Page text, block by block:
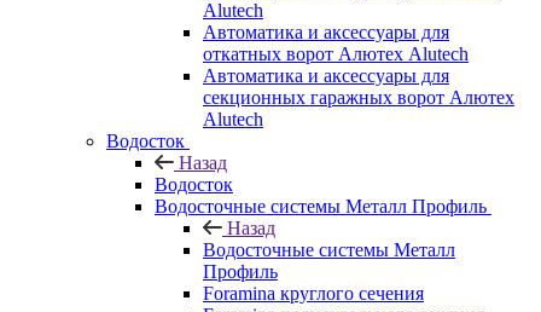
Alutech
Автоматика и аксессуары для
откатных ворот Алютех Alutech
Автоматика и аксессуары для
секционных гаражных ворот Алютех
Alutech
Водосток
Назад
Водосток
Водосточные системы Металл Профиль
Назад
Водосточные системы Металл
Профиль
Foramina круглого сечения